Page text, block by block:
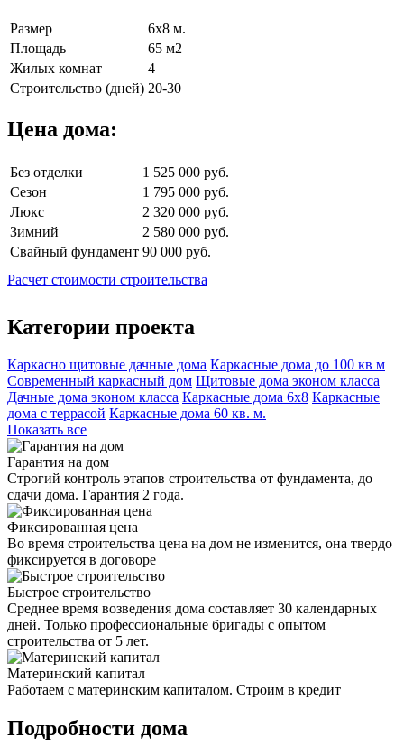
Размер
6х8 м.
Площадь
65 м2
Жилых комнат
4
Строительство (дней) 20-30
Цена дома:
Без отделки
1 525 000 руб.
Сезон
1 795 000 руб.
Люкс
2 320 000 руб.
Зимний
2 580 000 руб.
Свайный фундамент 90 000 руб.
Расчет стоимости строительства
Категории проекта
Каркасно щитовые дачные дома Каркасные дома до 100 кв м
Современный каркасный дом Щитовые дома эконом класса
Дачные дома эконом класса Каркасные дома 6х8 Каркасные
дома с террасой Каркасные дома 60 кв. м.
Показать все
Гарантия на дом
Строгий контроль этапов строительства от фундамента, до
сдачи дома. Гарантия 2 года.
Фиксированная цена
Во время строительства цена на дом не изменится, она твердо
фиксируется в договоре
Быстрое строительство
Среднее время возведения дома составляет 30 календарных
дней. Только профессиональные бригады с опытом
строительства от 5 лет.
Материнский капитал
Работаем с материнским капиталом. Строим в кредит
Подробности дома